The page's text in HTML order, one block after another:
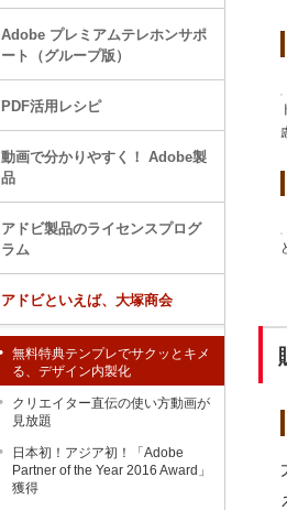
Adobe プレミアムテレホンサポ
ート（グループ版）
PDF活用レシピ
動画で分かりやすく！ Adobe製
品
アドビ製品のライセンスプログ
ラム
アドビといえば、大塚商会
無料特典テンプレでサクッとキメ
る、デザイン内製化
クリエイター直伝の使い方動画が
見放題
日本初！アジア初！「Adobe
Partner of the Year 2016 Award」
獲得